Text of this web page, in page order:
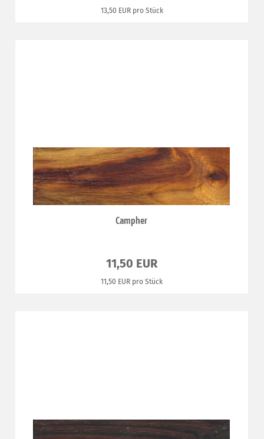
13,50 EUR pro Stück
Campher
11,50 EUR
11,50 EUR pro Stück